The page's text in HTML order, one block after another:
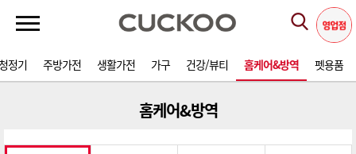
정기 주방가전 생활가전 가구 건강/뷰티 홈케어&방역 펫용품
홈케어&방역